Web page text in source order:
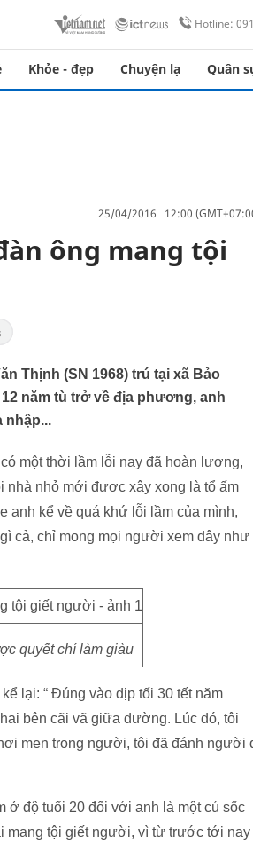
Hotline:
Khỏe - đẹp Chuyện lạ Quân
25/04/2016 12:00
ông mang tội
Thịnh (SN 1968) trú tại xã Bảo
năm tù trở về địa phương, anh
nhập...
một thời lầm lỗi nay đã hoàn lương,
nhà nhỏ mới được xây xong là tổ ấm
anh kể về quá khứ lỗi lầm của mình,
cả, chỉ mong mọi người xem đây như
quyết chí làm giàu
lại: “ Đúng vào dịp tối 30 tết năm
bên cãi vã giữa đường. Lúc đó, tôi
men trong người, tôi đã đánh người
ở độ tuổi 20 đối với anh là một cú sốc
mang tội giết người, vì từ trước tới nay